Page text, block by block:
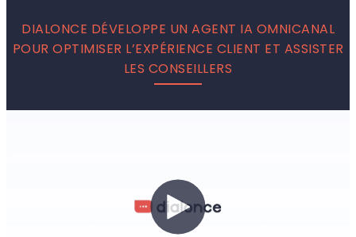
DIALONCE DÉVELOPPE UN AGENT IA OMNICANAL
POUR OPTIMISER L’EXPÉRIENCE CLIENT ET ASSISTER
LES CONSEILLERS